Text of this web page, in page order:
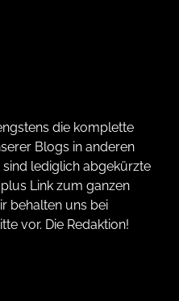
die komplette
Blogs in anderen
lediglich abgekürzte
Link zum ganzen
behalten uns bei
vor. Die Redaktion!